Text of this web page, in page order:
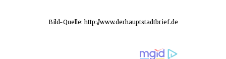
Bild-Quelle: http://www.derhauptstadtbrief.de